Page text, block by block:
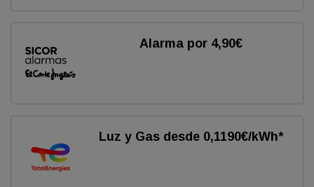
Alarma por 4,90€
Luz y Gas desde 0,1190€/kWh*